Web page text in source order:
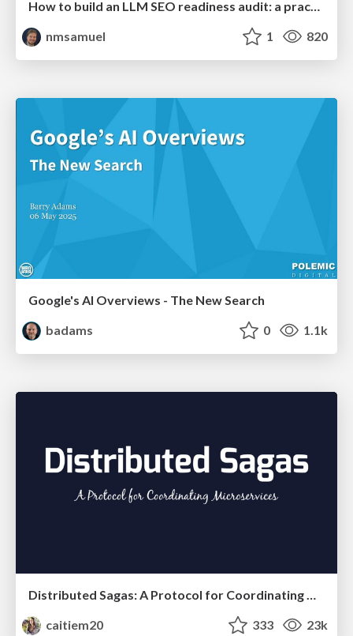
How to build an LLM SEO readiness audit: a practical framework
nmsamuel
1 820
Google's AI Overviews - The New Search
badams
0 1.1k
Distributed Sagas: A Protocol for Coordinating Microservices
caitiem20
333 23k